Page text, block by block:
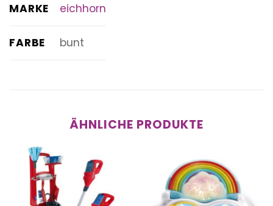
MARKE eichhorn
FARBE bunt
ÄHNLICHE PRODUKTE